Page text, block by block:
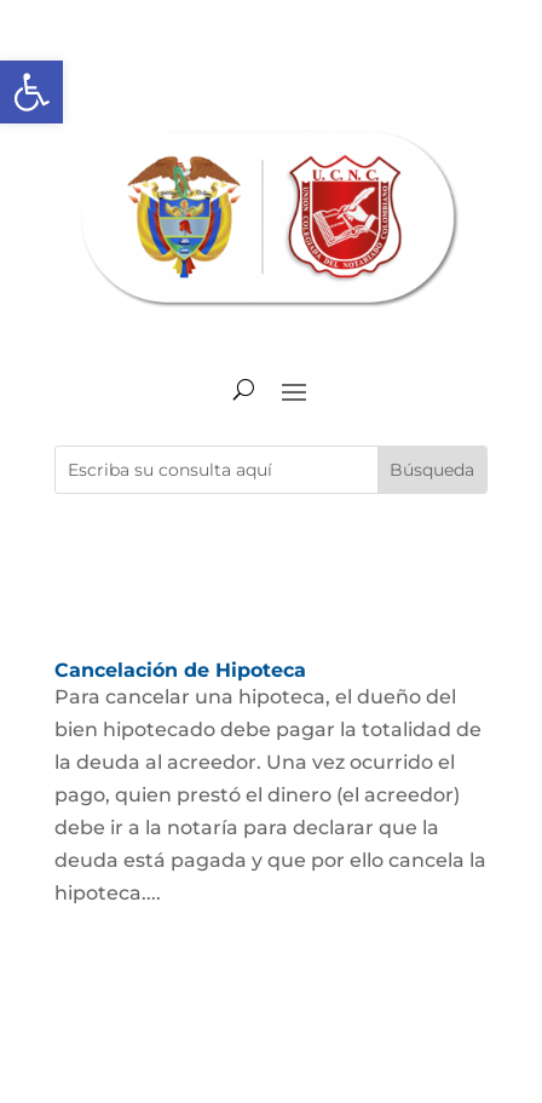
Abrir barra de herramientas
Cancelación de Hipoteca
Para cancelar una hipoteca, el dueño del
bien hipotecado debe pagar la totalidad de
la deuda al acreedor. Una vez ocurrido el
pago, quien prestó el dinero (el acreedor)
debe ir a la notaría para declarar que la
deuda está pagada y que por ello cancela la
hipoteca....